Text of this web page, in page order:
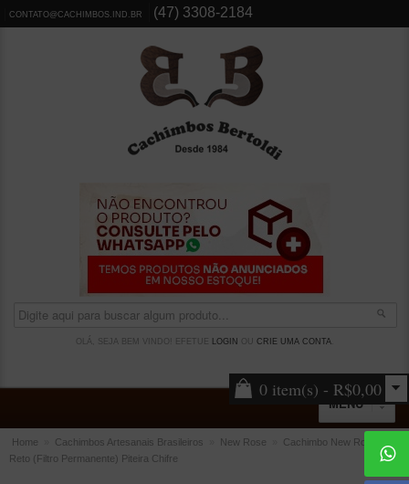
CONTATO@CACHIMBOS.IND.BR (47) 3308-2184
OLÁ, SEJA BEM VINDO! EFETUE LOGIN CRIE UMA CONTA.
0 item(s) - R$0,00
MENU
ACESSÓRIOS
Home Cachimbos Artesanais Brasileiros New Rose
Cachimbo New Rose
Reto (Filtro Permanente) Piteira Chifre